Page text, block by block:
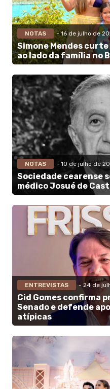
NOTAS - 16 de julho de
Simone Mendes
ao lado da família no
NOTAS - 10 de julho de
Sociedade cearense
médico Josué de
ENTREVISTAS - 24 de
Cid Gomes confirma
Senado e defende
atípicas